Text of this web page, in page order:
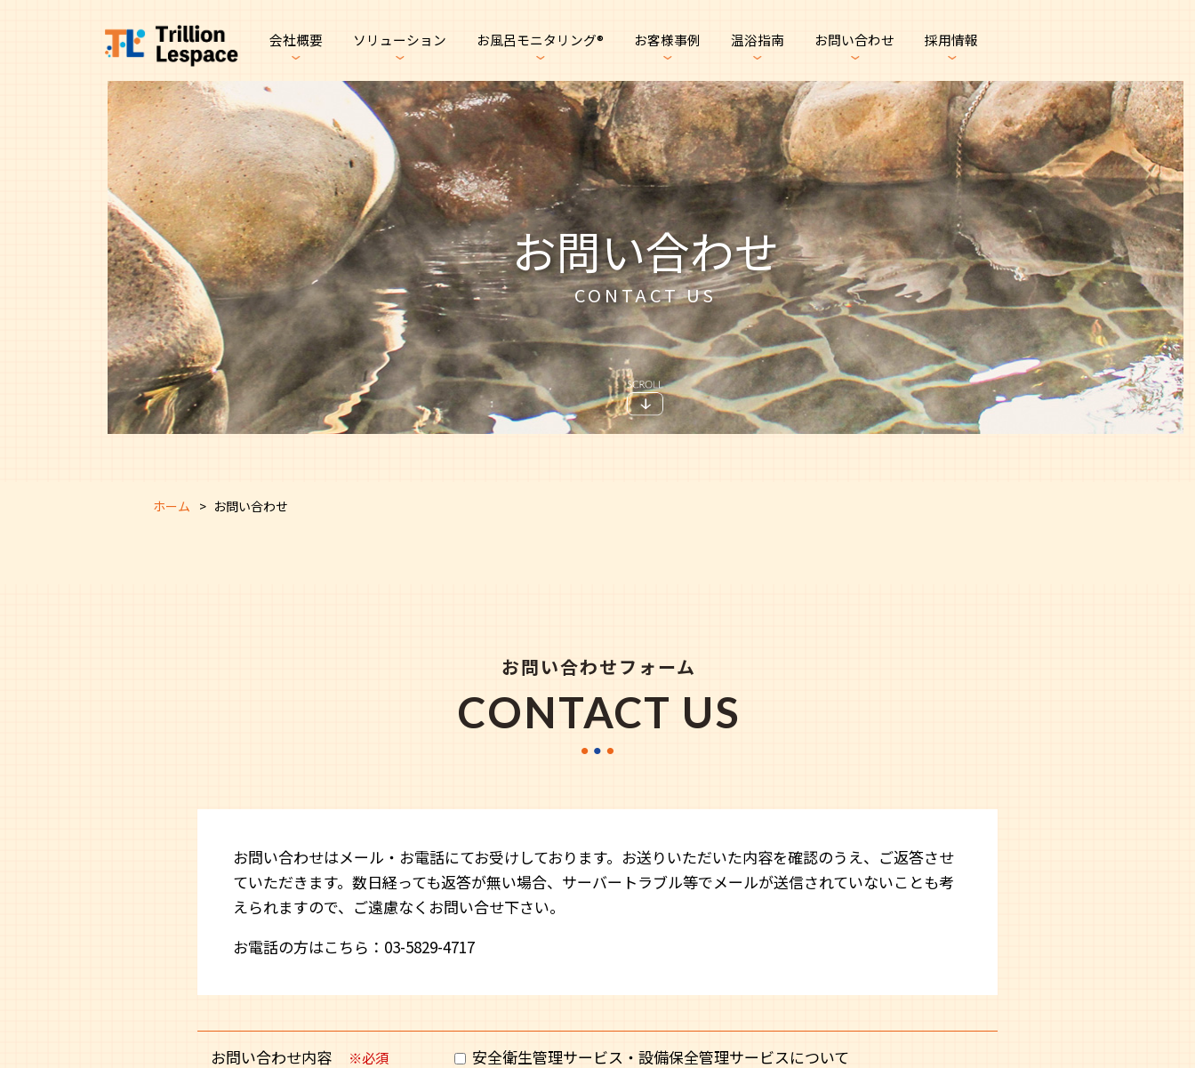
会社概要 ソリューション お風呂モニタリング®︎ お客様事例 温浴指南 お問い合わせ 採用情報
お問い合わせ
CONTACT US
ホーム お問い合わせ
お問い合わせフォーム
CONTACT US
お問い合わせはメール・お電話にてお受けしております。お送りいただいた内容を確認のうえ、ご返答させ
ていただきます。数日経っても返答が無い場合、サーバートラブル等でメールが送信されていないことも考
えられますので、ご遠慮なくお問い合せ下さい。
お電話の方はこちら： 03-5829-4717
お問い合わせ内容 ※必須
安全衛生管理サービス・設備保全管理サービスについて